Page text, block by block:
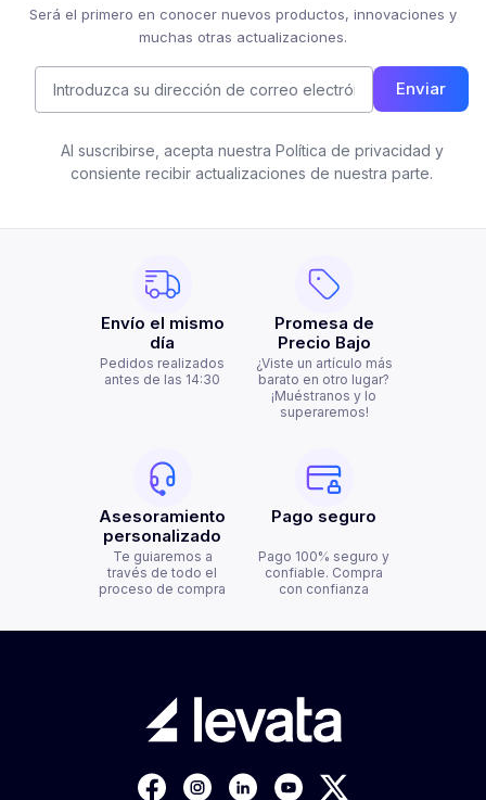
Será el primero en conocer nuevos productos, innovaciones y
muchas otras actualizaciones.
Enviar
Al suscribirse, acepta nuestra Política de privacidad y
consiente recibir actualizaciones de nuestra parte.
Envío el mismo
día
Pedidos realizados
antes de las 14:30
Promesa de
Precio Bajo
¿Viste un artículo más
barato en otro lugar?
¡Muéstranos y lo
superaremos!
Asesoramiento
personalizado
Te guiaremos a
través de todo el
proceso de compra
Pago seguro
Pago 100% seguro y
confiable. Compra
con confianza